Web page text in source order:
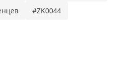
#ZK0044